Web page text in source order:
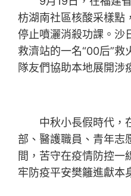
枋湖南社區核酸采樣點
停止噴灑消殺功課。沙
救濟站的一名“00后”救
隊友們協助本地展開涉
中秋小長假時代，
部、醫護職員、青年志
間，苦守在疫情防控一
牢防疫平安樊籬進獻本